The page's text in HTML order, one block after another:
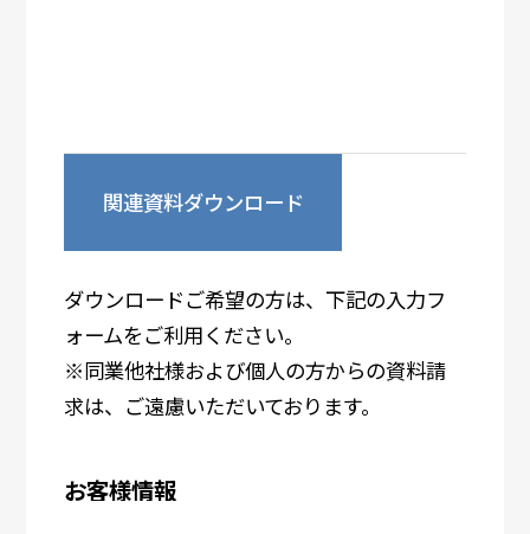
関連資料ダウンロード
ダウンロードご希望の方は、下記の入力フ
ォームをご利用ください。
※同業他社様および個人の方からの資料請
求は、ご遠慮いただいております。
お客様情報